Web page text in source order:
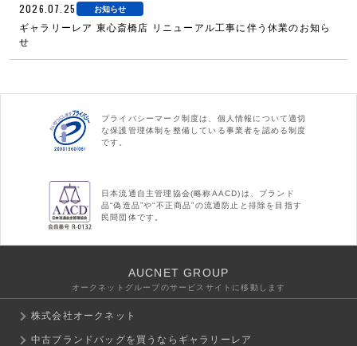
2026.07.25 お知らせ
ギャラリーレア 東心斎橋店 リニューアル工事に伴う休業のお知ら
せ
プライバシーマーク制度は、個人情報について適切
な保護管理体制を整備している事業者を認める制度
です。
日本流通自主管理協会(略称AACD)は、ブランド
品“偽造品”や“不正商品”の流通防止と排除を目指す
民間団体です。
AUCNET GROUP
オークネットグループのサービスサイトに移動します
株式会社オークネット
中古ブランドバッグを買うならギャラリーレア